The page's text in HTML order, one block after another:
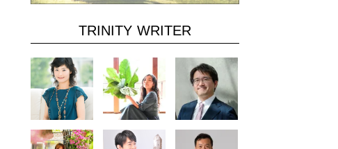
TRINITY WRITER